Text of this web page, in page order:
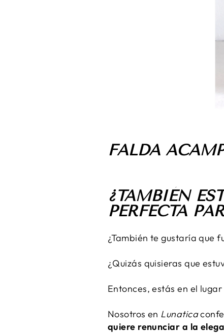
FALDA
¿TAMBIÉN
PERFECTA
¿También te gustaría que
¿Quizás quisieras que
Entonces, estás en el
Nosotros en Lunatica
quiere renunciar a la